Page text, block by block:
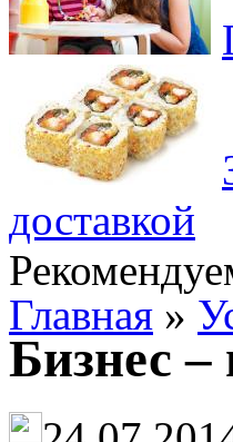
доставкой
Главная »
Бизнес –